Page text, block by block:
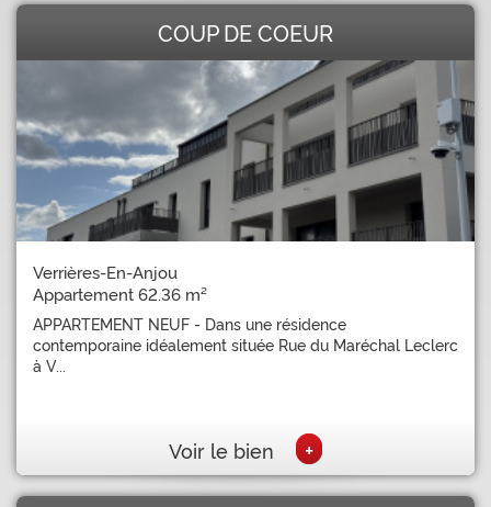
COUP DE COEUR
Verrières-En-Anjou
Appartement 62.36 m²
APPARTEMENT NEUF - Dans une résidence
contemporaine idéalement située Rue du Maréchal Leclerc
à V...
Voir le bien +